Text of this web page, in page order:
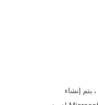
PPS ، عرض شريحة PowerPoint ، يتم إنشاء